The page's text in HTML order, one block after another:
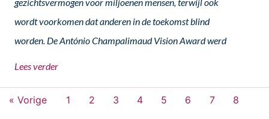
wordt voorkomen dat anderen in de toekomst blind
worden. De António Champalimaud Vision Award werd
Lees verder
« Vorige 1 2 3 4 5 6 7
8